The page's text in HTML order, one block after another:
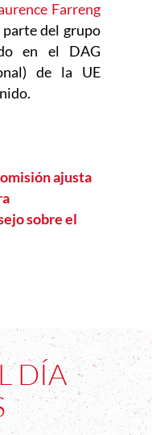
Farreng
del grupo
en el DAG
de la UE
ajusta
sobre el
DÍA